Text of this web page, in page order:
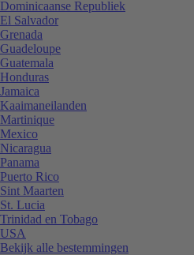
Dominicaanse Republiek
El Salvador
Grenada
Guadeloupe
Guatemala
Honduras
Jamaica
Kaaimaneilanden
Martinique
Mexico
Nicaragua
Panama
Puerto Rico
Sint Maarten
St. Lucia
Trinidad en Tobago
USA
Bekijk alle bestemmingen